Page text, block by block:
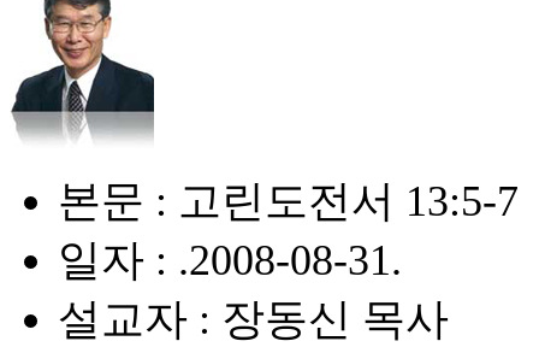
본문 : 고린도전서 13:5-7
일자 : .2008-08-31.
설교자 : 장동신 목사